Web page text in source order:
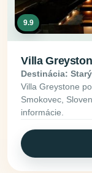
9.9
Villa
Destinácia:
Villa Greystone
Smokovec,
informácie.